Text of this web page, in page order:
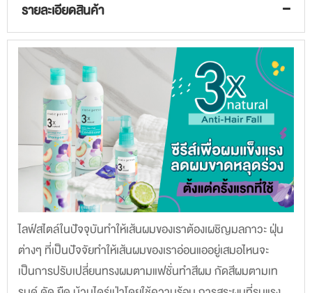
รายละเอียดสินค้า
ไลฟ์สไตล์ในปัจจุบันทำให้เส้นผมของเราต้องเผชิญมลภาวะ ฝุ่น
ต่างๆ ที่เป็นปัจจัยทำให้เส้นผมของเราอ่อนแออยู่เสมอไหนจะ
เป็นการปรับเปลี่ยนทรงผมตามแฟชั่นทำสีผม กัดสีผมตามเท